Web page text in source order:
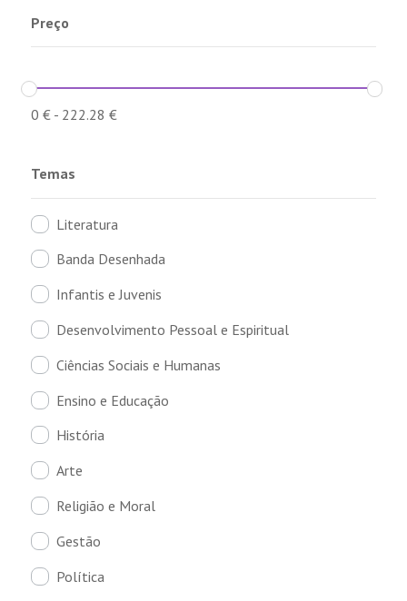
Preço
0 €- 222.28 €
Temas
Literatura
Banda Desenhada
Infantis e Juvenis
Desenvolvimento Pessoal e Espiritual
Ciências Sociais e Humanas
Ensino e Educação
História
Arte
Religião e Moral
Gestão
Política